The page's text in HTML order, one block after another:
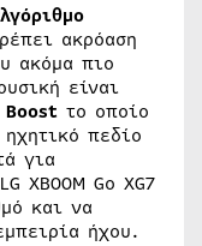
ακρόαση
ακόμα πιο
είναι
Boost το οποίο
πεδίο
για
XBOOM Go XG7
και να
ήχου.